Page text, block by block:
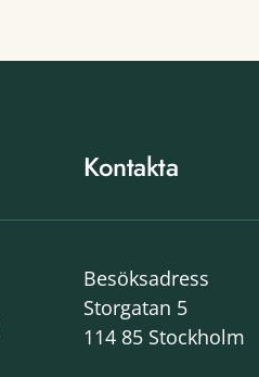
Kontakta
Besöksadress
Storgatan 5
114 85 Stockholm